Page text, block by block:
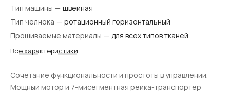
Тип машины — швейная
Тип челнока — ротационный горизонтальный
Прошиваемые материалы — для всех типов тканей
Все характеристики
Cочетание функциональности и простоты в управлении.
Мощный мотор и 7-мисегментная рейка-транспортер